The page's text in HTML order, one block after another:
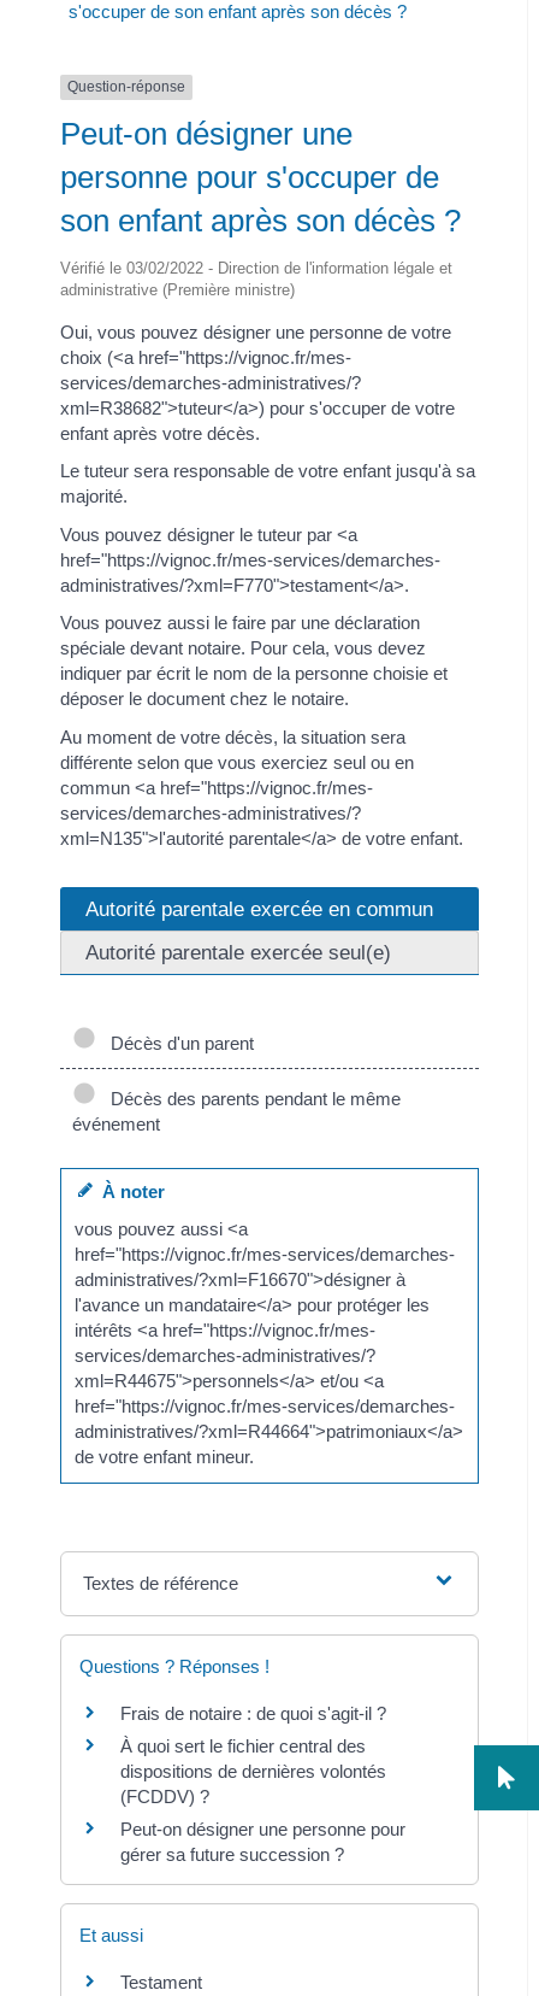
s'occuper de son enfant après son décès ?
Question-réponse
Peut-on désigner une
personne pour s'occuper de
son enfant après son décès ?
Vérifié le 03/02/2022 - Direction de l'information légale et
administrative (Première ministre)
Oui, vous pouvez désigner une personne de votre
choix (<a href="https://vignoc.fr/mes-
services/demarches-administratives/?
xml=R38682">tuteur</a>) pour s'occuper de votre
enfant après votre décès.
Le tuteur sera responsable de votre enfant jusqu'à sa
majorité.
Vous pouvez désigner le tuteur par <a
href="https://vignoc.fr/mes-services/demarches-
administratives/?xml=F770">testament</a>.
Vous pouvez aussi le faire par une déclaration
spéciale devant notaire. Pour cela, vous devez
indiquer par écrit le nom de la personne choisie et
déposer le document chez le notaire.
Au moment de votre décès, la situation sera
différente selon que vous exerciez seul ou en
commun <a href="https://vignoc.fr/mes-
services/demarches-administratives/?
xml=N135">l'autorité parentale</a> de votre enfant.
Autorité parentale exercée en commun
Autorité parentale exercée seul(e)
Décès d'un parent
Décès des parents pendant le même
événement
À noter
vous pouvez aussi <a
href="https://vignoc.fr/mes-services/demarches-
administratives/?xml=F16670">désigner à
l'avance un mandataire</a> pour protéger les
intérêts <a href="https://vignoc.fr/mes-
services/demarches-administratives/?
xml=R44675">personnels</a> et/ou <a
href="https://vignoc.fr/mes-services/demarches-
administratives/?xml=R44664">patrimoniaux</a>
de votre enfant mineur.
Textes de référence
Questions ? Réponses !
Frais de notaire : de quoi s'agit-il ?
À quoi sert le fichier central des
dispositions de dernières volontés
(FCDDV) ?
Peut-on désigner une personne pour
gérer sa future succession ?
Et aussi
Testament